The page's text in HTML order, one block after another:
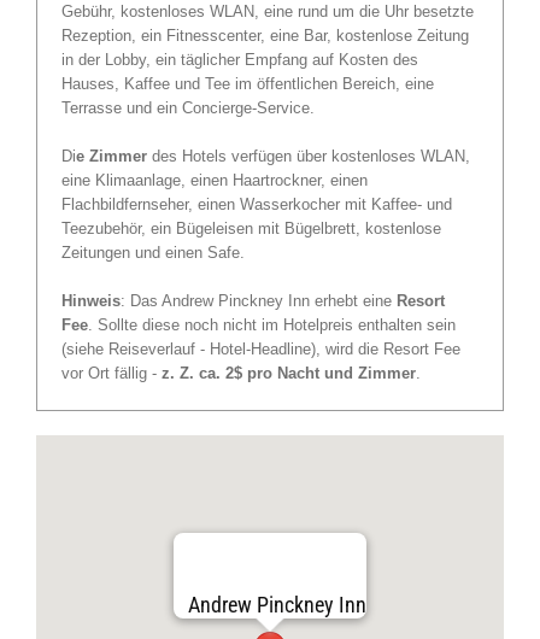
Gebühr, kostenloses WLAN, eine rund um die Uhr besetzte
Rezeption, ein Fitnesscenter, eine Bar, kostenlose Zeitung
in der Lobby, ein täglicher Empfang auf Kosten des
Hauses, Kaffee und Tee im öffentlichen Bereich, eine
Terrasse und ein Concierge-Service.
Die Zimmer des Hotels verfügen über kostenloses WLAN,
eine Klimaanlage, einen Haartrockner, einen
Flachbildfernseher, einen Wasserkocher mit Kaffee- und
Teezubehör, ein Bügeleisen mit Bügelbrett, kostenlose
Zeitungen und einen Safe.
Hinweis: Das Andrew Pinckney Inn erhebt eine Resort
Fee . Sollte diese noch nicht im Hotelpreis enthalten sein
(siehe Reiseverlauf - Hotel-Headline), wird die Resort Fee
vor Ort fällig - z. Z. ca. 2$ pro Nacht und Zimmer
Andrew Pinckney Inn